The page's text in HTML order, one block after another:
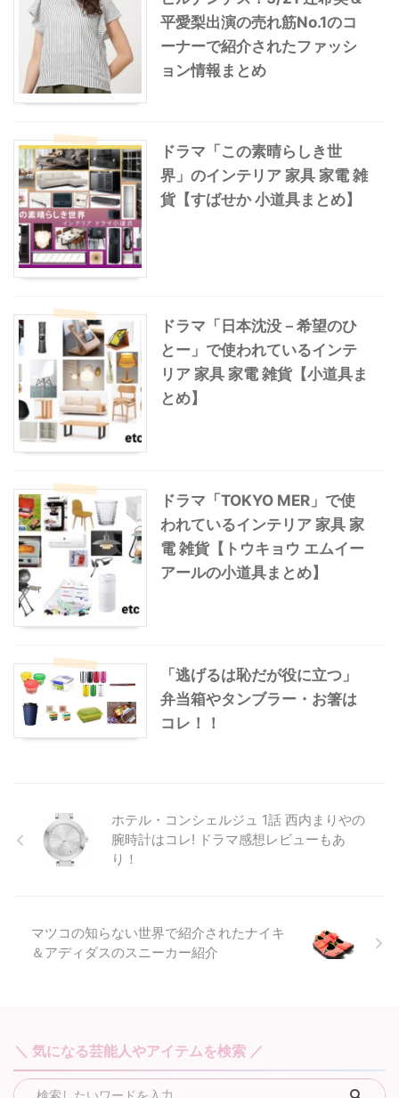
平愛梨出演の売れ筋No.1のコ
ーナーで紹介されたファッシ
ョン情報まとめ
ドラマ「この素晴らしき世
界」のインテリア 家具 家電 雑
貨【すばせか 小道具まとめ】
ドラマ「日本沈没－希望のひ
とー」で使われているインテ
リア 家具 家電 雑貨【小道具ま
とめ】
ドラマ「TOKYO MER」で使
われているインテリア 家具 家
電 雑貨【トウキョウ エムイー
アールの小道具まとめ】
「逃げるは恥だが役に立つ」
弁当箱やタンブラー・お箸は
コレ！！
ホテル・コンシェルジュ 1話 西内まりやの
腕時計はコレ! ドラマ感想レビューもあ
り！
マツコの知らない世界で紹介されたナイキ
＆アディダスのスニーカー紹介
＼ 気になる芸能人やアイテムを検索 ／